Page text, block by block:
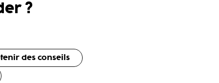
?
des conseils